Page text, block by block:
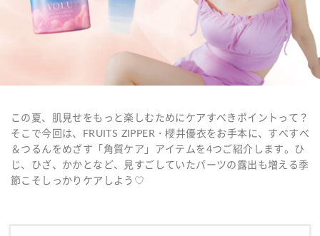
この夏、肌見せをもっと楽しむためにケアすべきポイントって？
そこで今回は、FRUITS ZIPPER・櫻井優衣をお手本に、すべすべ
＆つるんをめざす「角質ケア」アイテムを4つご紹介します。ひ
じ、ひざ、かかとなど、見すごしていたパーツの露出も増える季
節こそしっかりケアしよう♡